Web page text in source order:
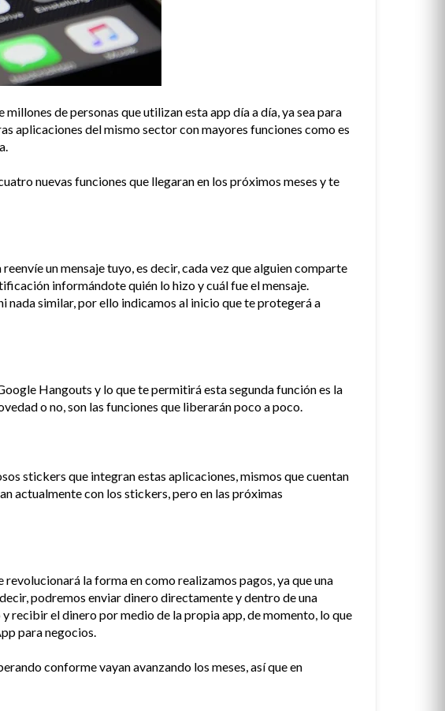
de personas que utilizan esta app día a día, ya sea para
aplicaciones del mismo sector con mayores funciones como es
nuevas funciones que llegaran en los próximos meses y te
un mensaje tuyo, es decir, cada vez que alguien comparte
informándote quién lo hizo y cuál fue el mensaje.
nada similar, por ello indicamos al inicio que te protegerá a
Hangouts y lo que te permitirá esta segunda función es la
o no, son las funciones que liberarán poco a poco.
stickers que integran estas aplicaciones, mismos que cuentan
actualmente con los stickers, pero en las próximas
la forma en como realizamos pagos, ya que una
podremos enviar dinero directamente y dentro de una
recibir el dinero por medio de la propia app, de momento, lo que
para negocios.
conforme vayan avanzando los meses, así que en